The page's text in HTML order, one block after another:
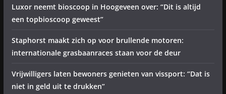
Luxor neemt bioscoop in Hoogeveen over: “Dit is altijd
een topbioscoop geweest”
Staphorst maakt zich op voor brullende motoren:
internationale grasbaanraces staan voor de deur
Vrijwilligers laten bewoners genieten van vissport: “Dat is
niet in geld uit te drukken”